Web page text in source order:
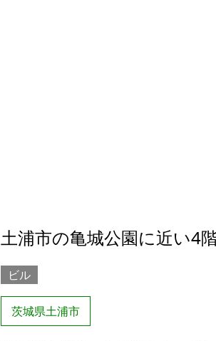
土浦市の亀城公園に近い4
ビル
茨城県土浦市